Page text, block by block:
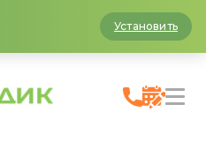
Установить